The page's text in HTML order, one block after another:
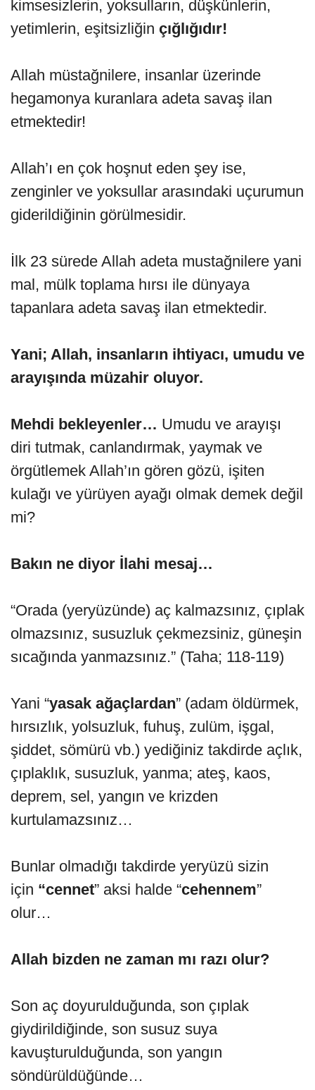
kimsesizlerin, yoksulların, düşkünlerin,
yetimlerin, eşitsizliğin çığlığıdır!
Allah müstağnilere, insanlar üzerinde
hegamonya kuranlara adeta savaş ilan
etmektedir!
Allah’ı en çok hoşnut eden şey ise,
zenginler ve yoksullar arasındaki uçurumun
giderildiğinin görülmesidir.
İlk 23 sürede Allah adeta mustağnilere yani
mal, mülk toplama hırsı ile dünyaya
tapanlara adeta savaş ilan etmektedir.
Yani; Allah, insanların ihtiyacı, umudu ve
arayışında müzahir oluyor.
Mehdi bekleyenler… Umudu ve arayışı
diri tutmak, canlandırmak, yaymak ve
örgütlemek Allah’ın gören gözü, işiten
kulağı ve yürüyen ayağı olmak demek değil
mi?
Bakın ne diyor İlahi mesaj…
“Orada (yeryüzünde) aç kalmazsınız, çıplak
olmazsınız, susuzluk çekmezsiniz, güneşin
sıcağında yanmazsınız.” (Taha; 118-119)
Yani “yasak ağaçlardan” (adam öldürmek,
hırsızlık, yolsuzluk, fuhuş, zulüm, işgal,
şiddet, sömürü vb.) yediğiniz takdirde açlık,
çıplaklık, susuzluk, yanma; ateş, kaos,
deprem, sel, yangın ve krizden
kurtulamazsınız…
Bunlar olmadığı takdirde yeryüzü sizin
için “cennet” aksi halde “cehennem”
olur…
Allah bizden ne zaman mı razı olur?
Son aç doyurulduğunda, son çıplak
giydirildiğinde, son susuz suya
kavuşturulduğunda, son yangın
söndürüldüğünde…